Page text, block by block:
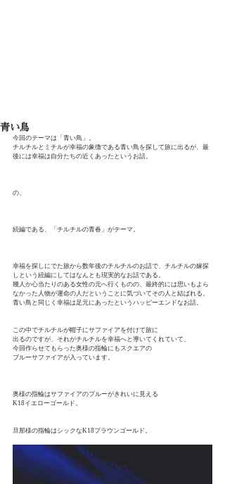
青い鳥
今回のテーマは「青い鳥」。
チルチルとミチルが幸福の象徴である青い鳥を探して旅に出るが、最
後には幸福は自分たちの近くあったというお話。
の、
続編である、「チルチルの青春」がテーマ。
幸福を探しにでた旅から数年後のチルチルのお話で、チルチルの嫁探
しという続編にしてはなんとも現実的なお話である。
幾人か心当たりのある女性の元へ行くものの、最終的には思いもよら
なかった人物が運命の人だということに気づいてその人と結ばれる。
青い鳥と同じく幸福は足元にあったというハッピーエンドなお話。
この中でチルチルが帽子にサファイアを付けて旅に
出るのですが、それがチルチルを幸福へと導いてくれていて、
今回作らせてもらった奥様の指輪にもスクエアの
ブルーサファイアが入っています。
奥様の指輪はサファイアのブルーがきれいに見える
K18イエローゴールド。
旦那様の指輪はシックなK18ブラウンゴールド。